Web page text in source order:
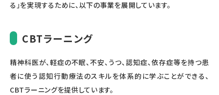
る」を実現するために、以下の事業を展開しています。
CBTラーニング
精神科医が、軽症の不眠、不安、うつ、認知症、依存症等を持つ患
者に使う認知行動療法のスキルを体系的に学ぶことができる、
CBTラーニングを提供しています。